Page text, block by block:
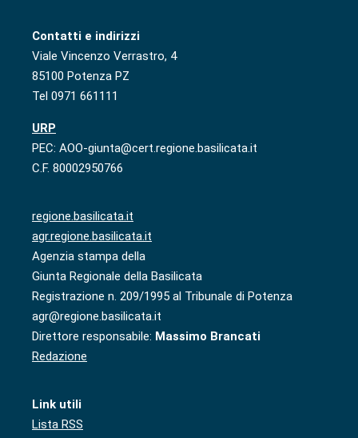
Contatti e indirizzi
Viale Vincenzo Verrastro, 4
85100 Potenza PZ
Tel 0971 661111
URP
PEC: AOO-giunta@cert.regione.basilicata.it
C.F. 80002950766
regione.basilicata.it
agr.regione.basilicata.it
Agenzia stampa della
Giunta Regionale della Basilicata
Registrazione n. 209/1995 al Tribunale di Potenza
agr@regione.basilicata.it
Direttore responsabile: Massimo Brancati
Redazione
Link utili
Lista RSS